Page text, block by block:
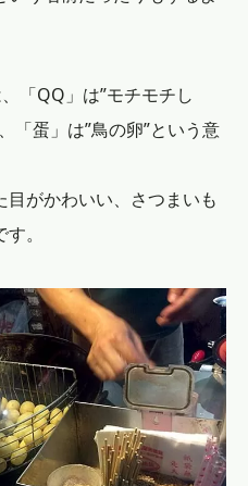
「QQ」は”モチモチし
「蛋」は”鳥の卵”という意
がかわいい、さつまいも
。